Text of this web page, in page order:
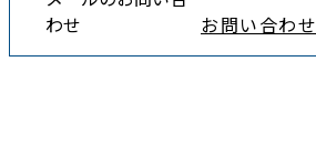
わせ
お問い合わせ